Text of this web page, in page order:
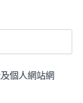
個人網站網